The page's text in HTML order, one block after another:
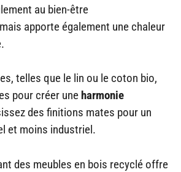
au bien-être
apporte également une chaleur
telles que le lin ou le coton bio,
pour créer une harmonie
des finitions mates pour un
et moins industriel.
des meubles en bois recyclé offre